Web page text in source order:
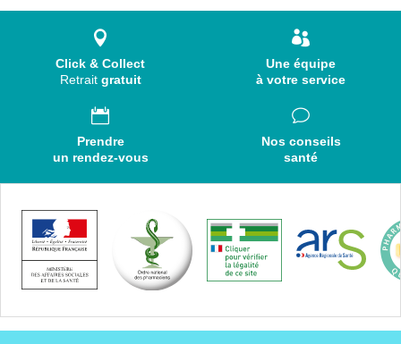
Click & Collect
Retrait gratuit
Une équipe
à votre service
Prendre
un rendez-vous
Nos conseils
santé